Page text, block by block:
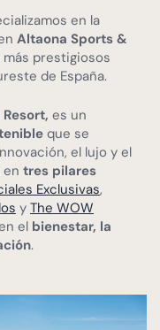
en la
Altaona Sports &
prestigiosos
de España.
es un
que se
el lujo y el
en tres pilares
Exclusivas,
y The WOW
el bienestar, la
.